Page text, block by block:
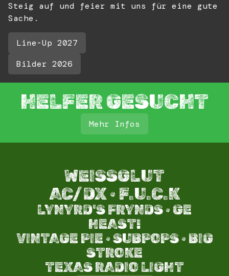
Steig auf und feier mit uns für eine gute
Sache.
Line-Up 2027
Bilder 2026
HELFER GESUCHT
Mehr Infos
WEISSGLUT
AC/DX · F.U.C.K
LYNYRD'S FRYNDS · GE
HEAST!
VINTAGE PIE · SUBPOPS · BIG
STROKE​
TEXAS RADIO LIGHT​